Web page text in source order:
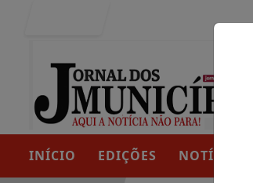
INÍCIO EDIÇÕES NOTÍCIAS